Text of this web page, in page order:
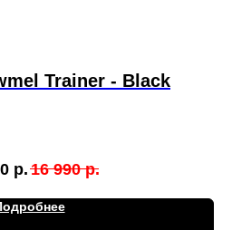
Trainer - Black
р.16 990 р.